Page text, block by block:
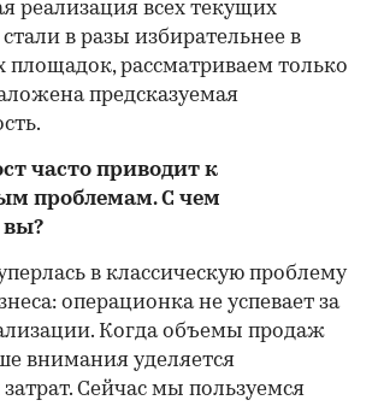
реализация всех текущих
в разы избирательнее в
рассматриваем только
предсказуемая
часто приводит к
проблемам. С чем
вы?
в классическую проблему
операционка не успевает за
Когда объемы продаж
внимания уделяется
Сейчас мы пользуемся